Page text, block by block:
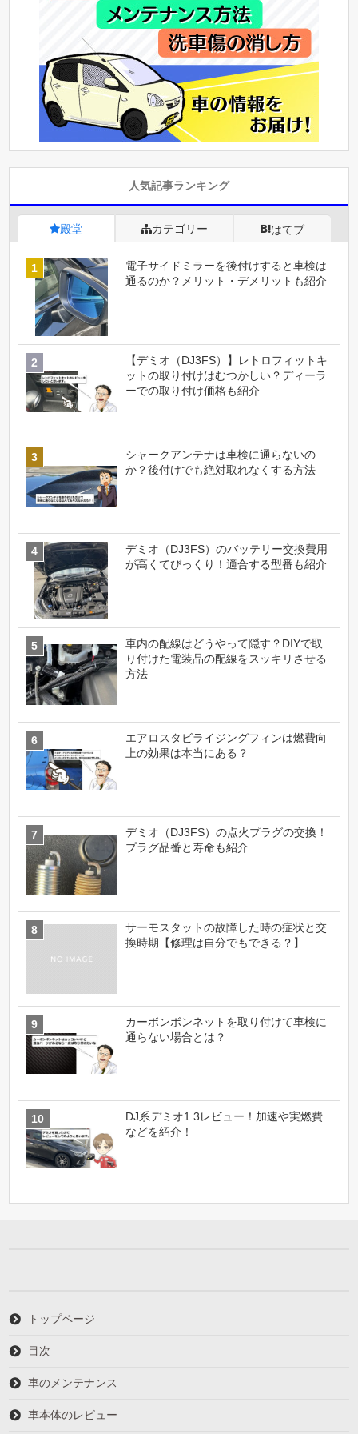
人気記事ランキング
殿堂 カテゴリー はてブ
電子サイドミラーを後付けすると車検は
通るのか？メリット・デメリットも紹介
【デミオ（DJ3FS）】レトロフィットキ
ットの取り付けはむつかしい？ディーラ
ーでの取り付け価格も紹介
シャークアンテナは車検に通らないの
か？後付けでも絶対取れなくする方法
デミオ（DJ3FS）のバッテリー交換費用
が高くてびっくり！適合する型番も紹介
車内の配線はどうやって隠す？DIYで取
り付けた電装品の配線をスッキリさせる
方法
エアロスタビライジングフィンは燃費向
上の効果は本当にある？
デミオ（DJ3FS）の点火プラグの交換！
プラグ品番と寿命も紹介
サーモスタットの故障した時の症状と交
換時期【修理は自分でもできる？】
カーボンボンネットを取り付けて車検に
通らない場合とは？
DJ系デミオ1.3レビュー！加速や実燃費
などを紹介！
トップページ
目次
車のメンテナンス
車本体のレビュー